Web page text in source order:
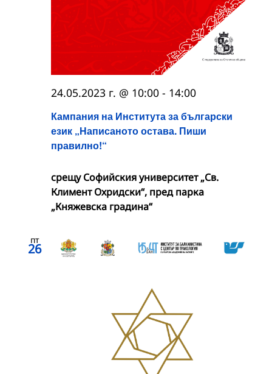
Кампания на Института за български
език „Написаното остава. Пиши
правилно!“
24.05.2023 г. @ 10:00 - 14:00
срещу Софийския университет „Св.
Климент Охридски“, пред парка
„Княжевска градина“
пт
26